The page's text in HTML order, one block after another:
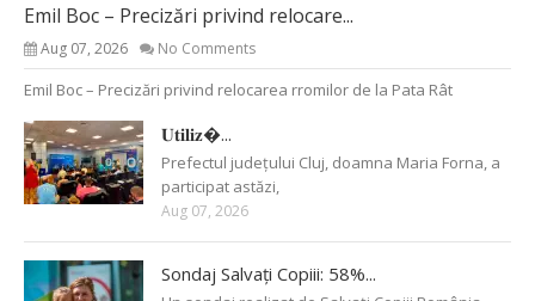
Emil Boc – Precizări privind relocare...
Aug 07, 2026 No Comments
Emil Boc – Precizări privind relocarea rromilor de la Pata Rât
𝐔𝐭𝐢𝐥𝐢𝐳�...
Prefectul județului Cluj, doamna Maria Forna, a
participat astăzi,
Aug 07, 2026
Sondaj Salvați Copiii: 58%...